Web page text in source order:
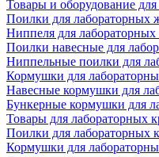
Товары и оборудование
Поилки для лабораторных
Ниппеля для
Поилки навесные для
Ниппельные поилки для
Кормушки для
Навесные кормушки для
Бункерные кормушки для
Товары для лабораторных
Поилки для лабораторных
Кормушки для